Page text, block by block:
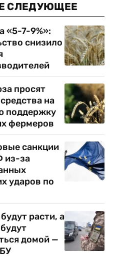
СЛЕДУЮЩЕЕ
«5-7-9%»:
снизило
просят
на
поддержку
фермеров
санкции
из-за
ударов по
расти, а
домой —